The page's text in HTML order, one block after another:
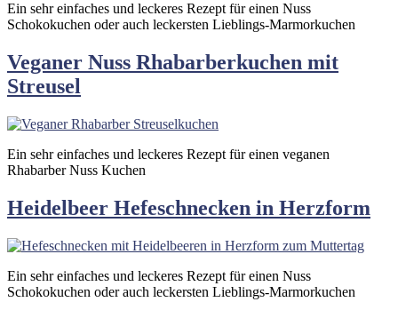
Ein sehr einfaches und leckeres Rezept für einen Nuss
Schokokuchen oder auch leckersten Lieblings-Marmorkuchen
Veganer Nuss Rhabarberkuchen mit
Streusel
Ein sehr einfaches und leckeres Rezept für einen veganen
Rhabarber Nuss Kuchen
Heidelbeer Hefeschnecken in Herzform
Ein sehr einfaches und leckeres Rezept für einen Nuss
Schokokuchen oder auch leckersten Lieblings-Marmorkuchen